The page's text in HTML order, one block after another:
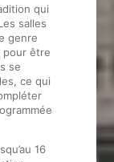
qui
salles
genre
pour être
se
ce qui
16